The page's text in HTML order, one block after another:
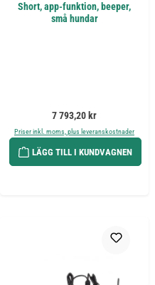
Short, app-funktion, beeper,
små hundar
Ordinarie pris:
7 793,20 kr
Priser inkl. moms, plus leveranskostnader
LÄGG TILL I KUNDVAGNEN